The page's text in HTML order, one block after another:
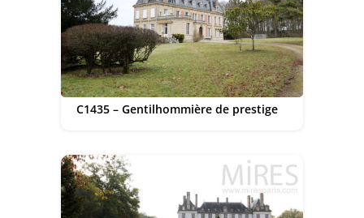
C1435 – Gentilhommière de prestige